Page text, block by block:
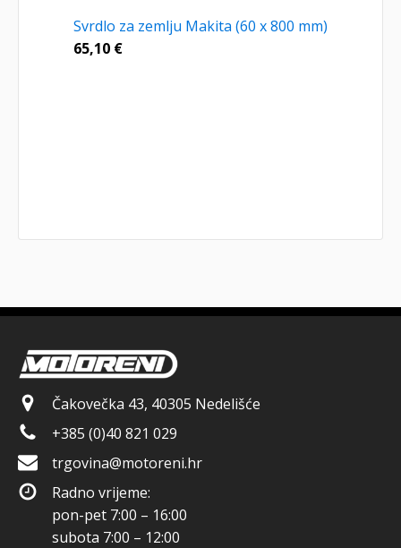
Svrdlo za zemlju Makita (60 x 800 mm)
65,10 €
Čakovečka 43, 40305 Nedelišće
+385 (0)40 821 029
trgovina@motoreni.hr
Radno vrijeme:
pon-pet 7:00 – 16:00
subota 7:00 – 12:00